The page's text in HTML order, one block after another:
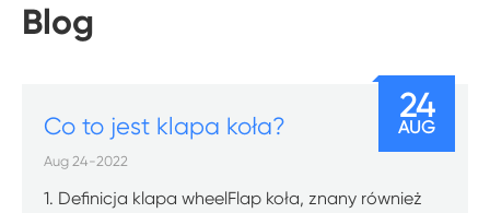
Blog
Co to jest klapa koła?
Aug 24-2022
1. Definicja klapa wheelFlap koła, znany również
24
AUG